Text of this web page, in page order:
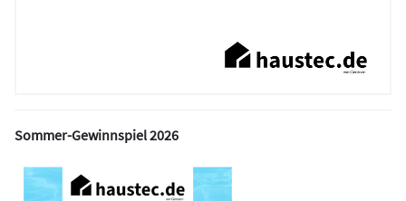
Sommer-Gewinnspiel 2026